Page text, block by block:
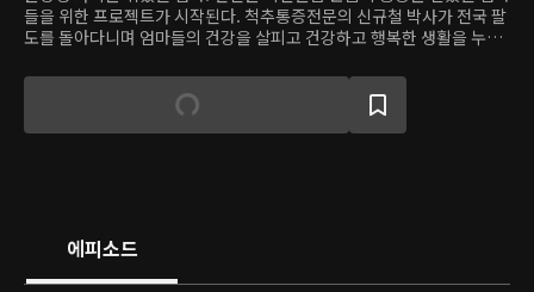
들을 위한 프로젝트가 시작된다. 척추통증전문의 신규철 박사가 전국 팔
도를 돌아다니며 엄마들의 건강을 살피고 건강하고 행복한 생활을 누릴
에피소드